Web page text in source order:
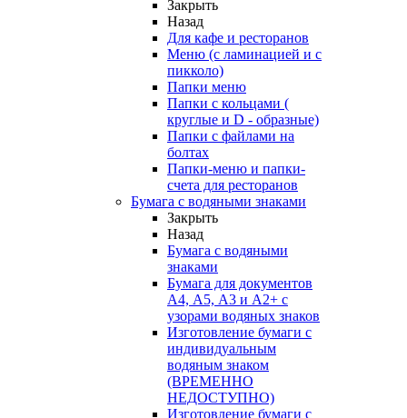
Закрыть
Назад
Для кафе и ресторанов
Меню (с ламинацией и с
пикколо)
Папки меню
Папки с кольцами (
круглые и D - образные)
Папки с файлами на
болтах
Папки-меню и папки-
счета для ресторанов
Бумага с водяными знаками
Закрыть
Назад
Бумага с водяными
знаками
Бумага для документов
А4, А5, А3 и А2+ с
узорами водяных знаков
Изготовление бумаги с
индивидуальным
водяным знаком
(ВРЕМЕННО
НЕДОСТУПНО)
Изготовление бумаги с